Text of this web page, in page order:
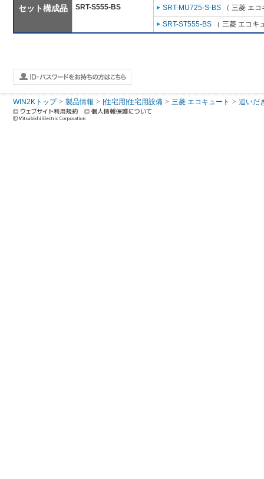
セット構成品
SRT-S555-BS
SRT-MU725-S-BS （ 三菱 エ
SRT-ST555-BS （ 三菱 エコキ
WIN2Kトップ 製品情報 [住宅用]住宅用設備 三菱 エコキュート 追いだ